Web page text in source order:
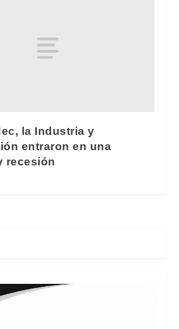
la Industria y
entraron en una
recesión